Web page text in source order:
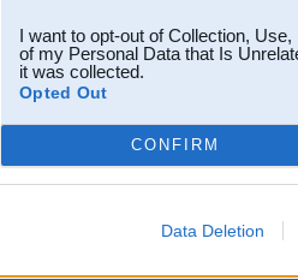
I want to opt-out of Collection,
of my Personal Data that Is
it was collected.
Opted Out
CONFIRM
Data Deletion